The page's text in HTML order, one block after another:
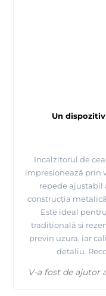
Un
Incalzitorul de
impresionează prin
repede ajustabil
construcția
Este ideal
tradițională și
previn uzura, iar
detaliu.
V-a fost de ajutor